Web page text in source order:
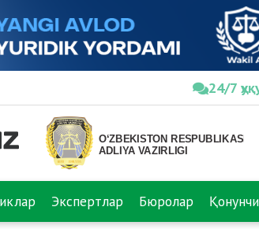
24/7
Экспертлар Бюролар